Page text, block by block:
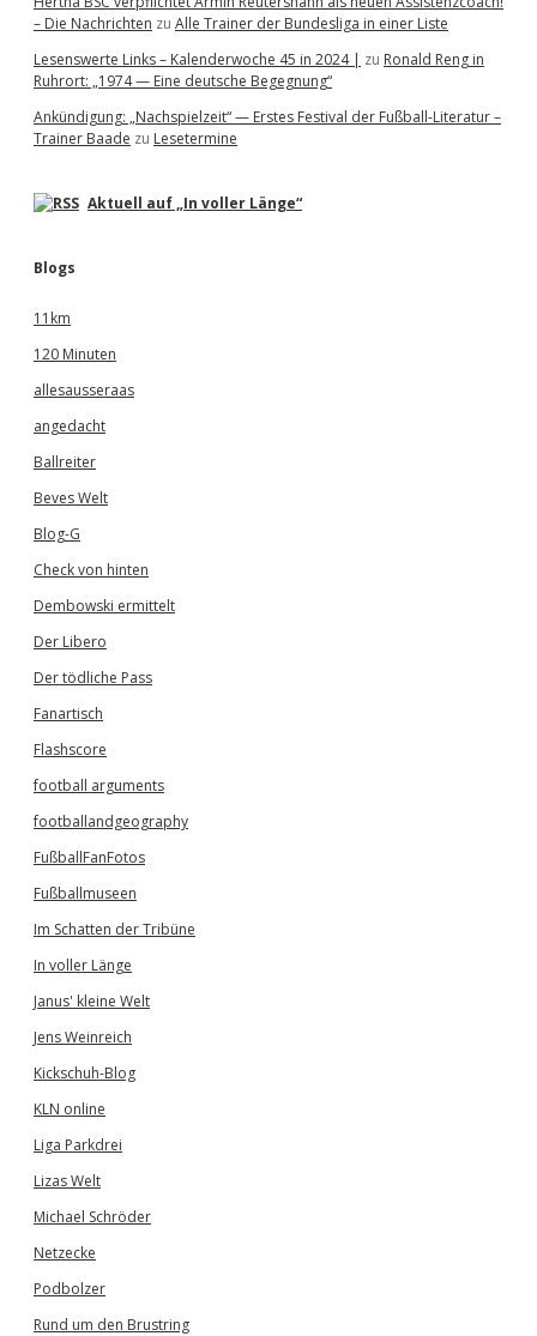
– Die Nachrichten zu Alle Trainer der Bundesliga in einer Liste
Lesenswerte Links – Kalenderwoche 45 in 2024 | zu Ronald Reng in
Ruhrort: „1974 — Eine deutsche Begegnung“
Ankündigung: „Nachspielzeit“ — Erstes Festival der Fußball-Literatur –
Trainer Baade zu Lesetermine
Aktuell auf „In voller Länge“
Blogs
11km
120 Minuten
allesausseraas
angedacht
Ballreiter
Beves Welt
Blog-G
Check von hinten
Dembowski ermittelt
Der Libero
Der tödliche Pass
Fanartisch
Flashscore
football arguments
footballandgeography
FußballFanFotos
Fußballmuseen
Im Schatten der Tribüne
In voller Länge
Janus' kleine Welt
Jens Weinreich
Kickschuh-Blog
KLN online
Liga Parkdrei
Lizas Welt
Michael Schröder
Netzecke
Podbolzer
Rund um den Brustring